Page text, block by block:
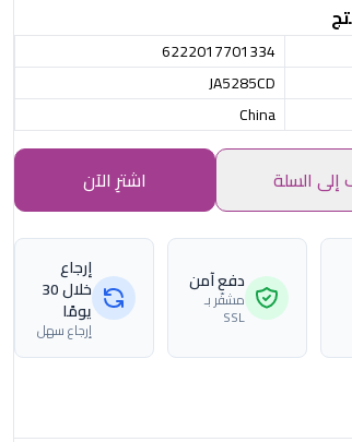
6222017701334
JA5285CD
China
السلة اشترِ الآن
دفع آمن
مشفّر بـ
SSL
إرجاع
خلال 30
يومًا
إرجاع سهل